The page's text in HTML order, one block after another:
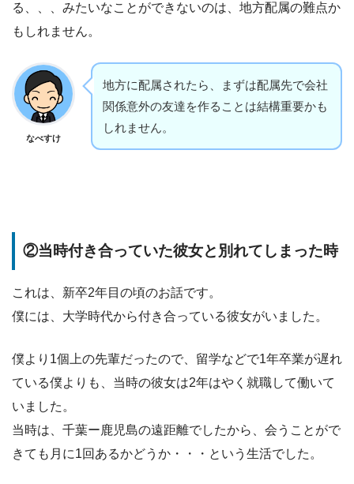
る、、、みたいなことができないのは、地方配属の難点か
もしれません。
なべすけ
地方に配属されたら、まずは配属先で会社
関係意外の友達を作ることは結構重要かも
しれません。
②当時付き合っていた彼女と別れてしまった時
これは、新卒2年目の頃のお話です。
僕には、大学時代から付き合っている彼女がいました。
僕より1個上の先輩だったので、留学などで1年卒業が遅れ
ている僕よりも、当時の彼女は2年はやく就職して働いて
いました。
当時は、千葉ー鹿児島の遠距離でしたから、会うことがで
きても月に1回あるかどうか・・・という生活でした。